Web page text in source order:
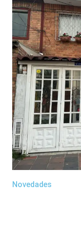
Novedades